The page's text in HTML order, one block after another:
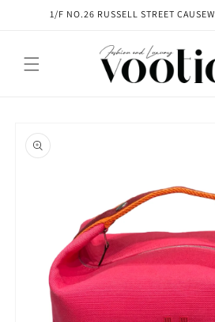
Skip to1/F NO.26 RUSSELL STREET
product
information